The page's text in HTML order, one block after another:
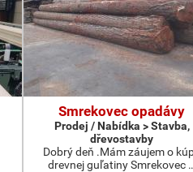
Smrekovec opadávy
Prodej / Nabídka > Stavba,
dřevostavby
Dobrý deň .Mám záujem o
drevnej guľatiny Smrekovec